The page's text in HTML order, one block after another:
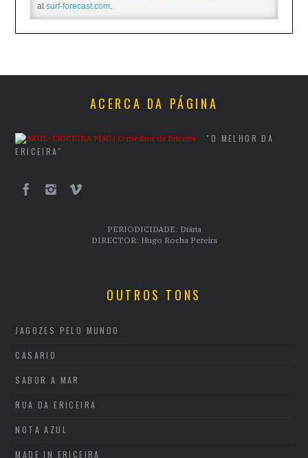
atsurf-forecast.com.
ACERCA DA PÁGINA
"O MELHOR DA
ERICEIRA"
PERIODICIDADE: Diária
DIRECTOR: Hugo Rocha Pereira
OUTROS TONS
JAGOZES PELO MUNDO
CASARIO
SABOR A MAR
RUA DA ERICEIRA
NOTA AZUL
MADE IN ERICEIRA